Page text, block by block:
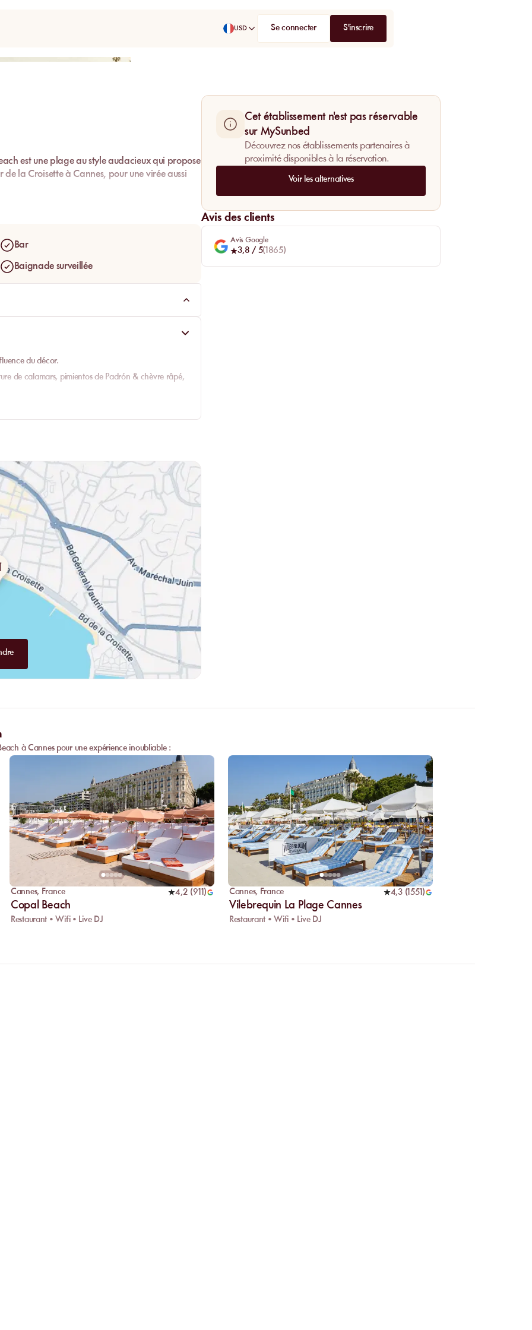
USD Se connecter
S'inscrire
est une plage au style audacieux qui propose
la Croisette à Cannes, pour une virée aussi
Bar
Baignade surveillée
du décor.
de calamars, pimientos de Padrón & chèvre râpé,
d’huîtres Gillardeau sur le site avec également le
(loup ou sole), dos de loup ou gambas géantes.
gnocchis au gorgonzola & noix, paccheri
du chef, noix d’entrecôte Black Angus (Argentine)
maison du jour, sorbetto citron, tarte fine aux
Cet établissement n'est pas réservable
sur MySunbed
Découvrez nos établissements partenaires à
proximité disponibles à la réservation.
Voir les alternatives
Avis des clients
Avis Google
3,8 / 5( 1865)
à Cannes pour une expérience inoubliable :
Cannes, France 4,2 (911 )
Copal Beach
Restaurant • Wifi • Live DJ
Cannes, France 4,3(1551 )
Vilebrequin La Plage Cannes
Restaurant • Wifi • Live DJ